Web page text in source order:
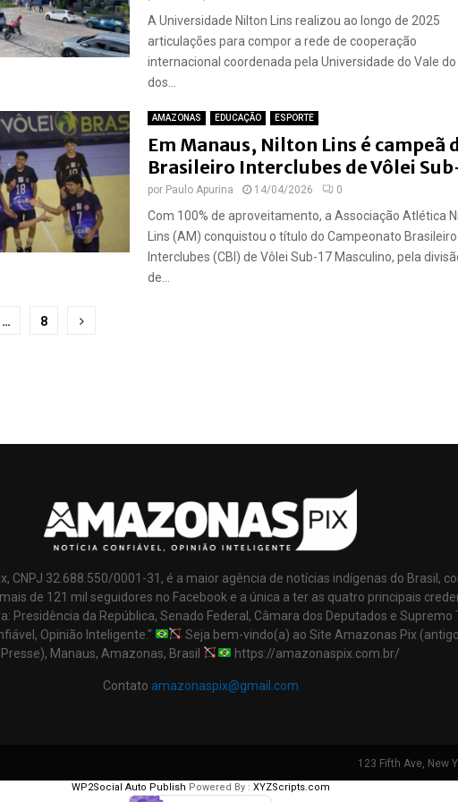
A Universidade Nilton Lins realizou ao longo de 2025
articulações para compor a rede de cooperação
internacional coordenada pela Universidade do Vale do
dos...
AMAZONAS EDUCAÇÃO ESPORTE
Em Manaus, Nilton Lins é campeã
Brasileiro Interclubes de Vôlei
por Paulo Apurina 14/04/2026 0
Com 100% de aproveitamento, a Associação Atlética
Lins (AM) conquistou o título do Campeonato Brasileiro
Interclubes (CBI) de Vôlei Sub-17 Masculino, pela
de...
… 8
CNPJ 32.688.550/0001-31, é a maior agência de notícias indígenas do Brasil,
de 121 mil seguidores no Facebook e a única a ter as quatro principais
Presidência da República, Senado Federal, Câmara dos Deputados e Supremo
Opinião Inteligente."
Seja bem-vindo(a) ao Site Amazonas Pix
Presse), Manaus, Amazonas, Brasil
https://amazonaspix.com.br/
Contato amazonaspix@gmail.com
123 Fifth Ave, New
WP2Social Auto Publish Powered By : XYZScripts.com